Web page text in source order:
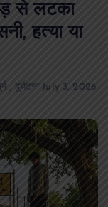
से लटका
हत्या या
, दुर्घटना July 3, 2026